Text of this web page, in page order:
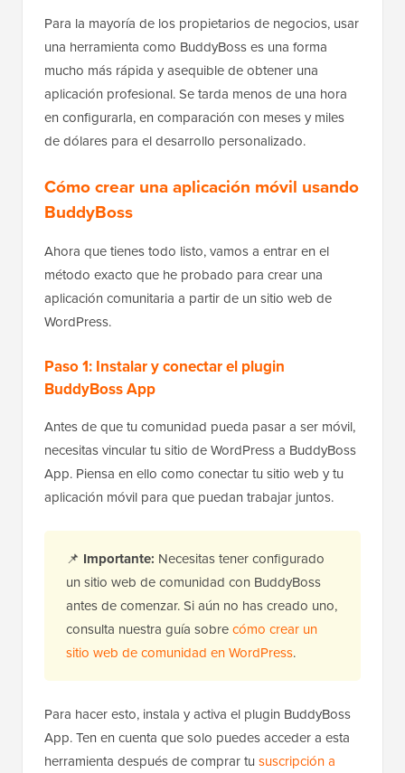
Para la mayoría de los propietarios de negocios, usar
una herramienta como BuddyBoss es una forma
mucho más rápida y asequible de obtener una
aplicación profesional. Se tarda menos de una hora
en configurarla, en comparación con meses y miles
de dólares para el desarrollo personalizado.
Cómo crear una aplicación móvil usando
BuddyBoss
Ahora que tienes todo listo, vamos a entrar en el
método exacto que he probado para crear una
aplicación comunitaria a partir de un sitio web de
WordPress.
Paso 1: Instalar y conectar el plugin
BuddyBoss App
Antes de que tu comunidad pueda pasar a ser móvil,
necesitas vincular tu sitio de WordPress a BuddyBoss
App. Piensa en ello como conectar tu sitio web y tu
aplicación móvil para que puedan trabajar juntos.
📌 Importante: Necesitas tener configurado
un sitio web de comunidad con BuddyBoss
antes de comenzar. Si aún no has creado uno,
consulta nuestra guía sobrecómo crear un
sitio web de comunidad en WordPress.
Para hacer esto, instala y activa el plugin BuddyBoss
App. Ten en cuenta que solo puedes acceder a esta
herramienta después de comprar tu suscripción a